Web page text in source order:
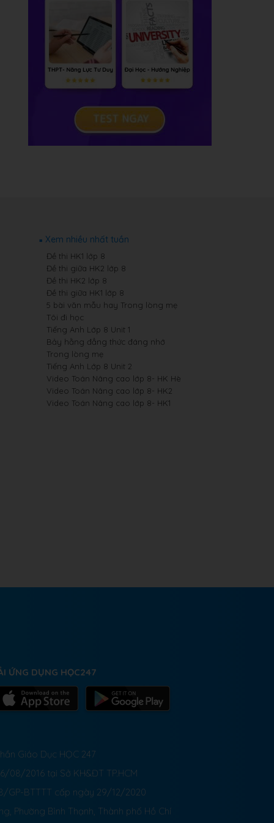
Xem nhiều nhất tuần
Đề thi HK1 lớp 8
Đề thi giữa HK2 lớp 8
Đề thi HK2 lớp 8
Đề thi giữa HK1 lớp 8
5 bài văn mẫu hay Trong lòng mẹ
Tôi đi học
Tiếng Anh Lớp 8 Unit 1
Bảy hằng đẳng thức đáng nhớ
Trong lòng mẹ
Tiếng Anh Lớp 8 Unit 2
Video Toán Nâng cao lớp 8- HK Hè
Video Toán Nâng cao lớp 8- HK2
Video Toán Nâng cao lớp 8- HK1
ỨNG DỤNG HỌC247
Giáo Dục HỌC 247
08/2016 tại Sở KH&ĐT TP.HCM
GP-BTTTT cấp ngày 29/12/2020
Phường Bình Thạnh, Thành phố Hồ Chí